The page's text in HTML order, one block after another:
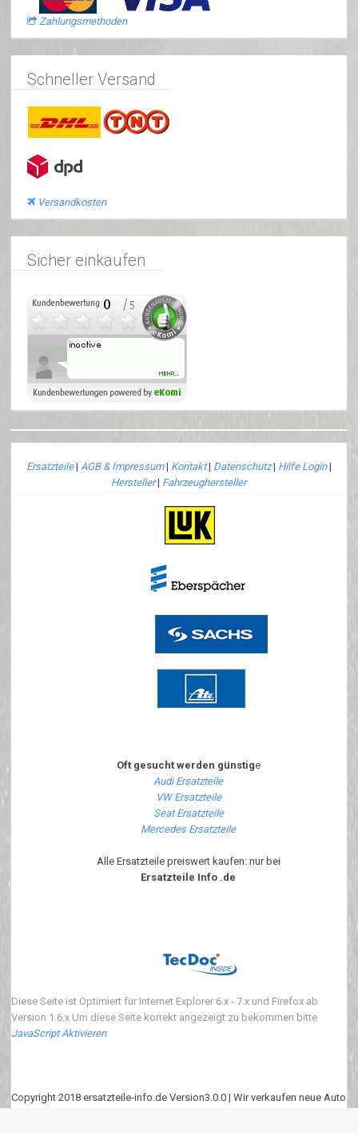
Zahlungsmethoden
Schneller Versand
Versandkosten
Sicher einkaufen
Ersatzteile| AGB & Impressum| Kontakt| Datenschutz| Hilfe Login|
Hersteller| Fahrzeughersteller
Oft gesucht werden günstige
Audi Ersatzteile
VW Ersatzteile
Seat Ersatzteile
Mercedes Ersatzteile
Alle Ersatzteile preiswert kaufen: nur bei
Ersatzteile Info .de
Diese Seite ist Optimiert für Internet Explorer 6.x - 7.x und Firefox ab
Version 1.6.x Um diese Seite korrekt angezeigt zu bekommen bitte
JavaScript Aktivieren
Copyright 2018 ersatzteile-info.de Version3.0.0 | Wir verkaufen neue Auto